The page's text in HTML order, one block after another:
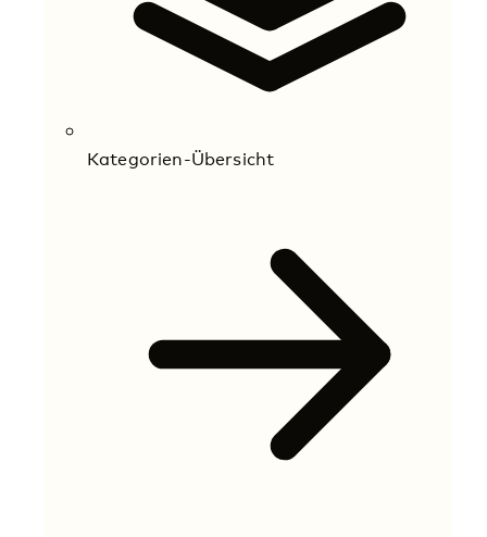
Kategorien-Übersicht